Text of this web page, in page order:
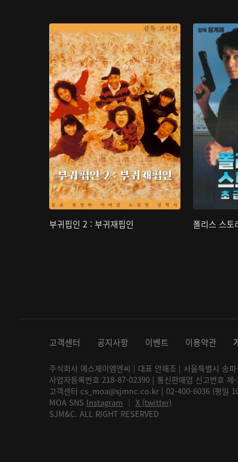
부귀핍인 2 : 부귀재핍인 폴리스 스토
고객센터 공지사항 이벤트 이용약관
주식회사 에스제이엠엔씨 | 대표 안해조 | 서울특별시 송
사업자등록번호 218-87-02390 | 통신판매업 신고번호 제
고객센터 cs_moa@sjmnc.co.kr | 02-400-6036 (평일
MOA SNS Instagram │ X (twitter)
SJM&C. ALL RIGHT RESERVED